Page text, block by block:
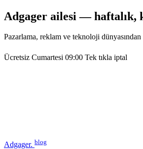
Adgager ailesi — haftalık,
Pazarlama, reklam ve teknoloji
Ücretsiz Cumartesi 09:00 Tek tıkla iptal
Adgager. blog